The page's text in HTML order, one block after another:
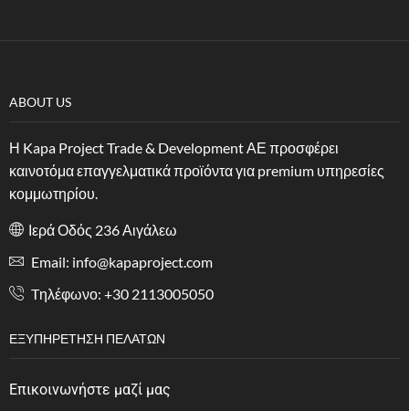
ABOUT US
Η Kapa Project Trade & Development ΑΕ προσφέρει
καινοτόμα επαγγελματικά προϊόντα για premium υπηρεσίες
κομμωτηρίου.
Ιερά Οδός 236 Αιγάλεω
Email: info@kapaproject.com
Tηλέφωνο: +30 2113005050
ΕΞΥΠΗΡΈΤΗΣΗ ΠΕΛΑΤΏΝ
Επικοινωνήστε μαζί μας